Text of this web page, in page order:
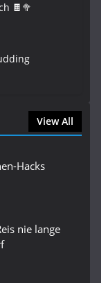
🍫🥦
View All
Hacks
nie lange